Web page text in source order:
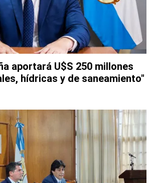
aportará U$S 250 millones
hídricas y de saneamiento"